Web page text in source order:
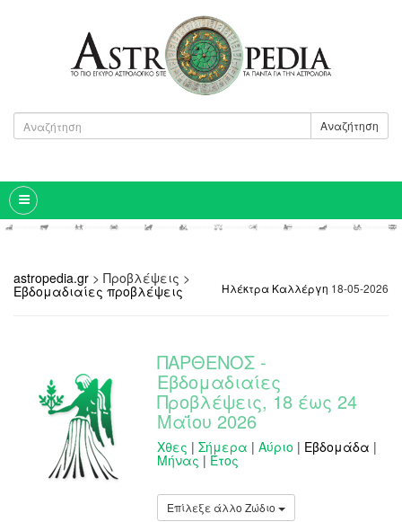
Αναζήτηση
Ηλέκτρα Καλλέργη 18-05-2026
astropedia.gr > Προβλέψεις >
Εβδομαδιαίες προβλέψεις
ΠΑΡΘΕΝΟΣ -
Εβδομαδιαίες
Προβλέψεις, 18 έως 24
Μαΐου 2026
Χθες | Σήμερα | Αύριο | Εβδομάδα |
Μήνας | Έτος
Επίλεξε άλλο Ζώδιο